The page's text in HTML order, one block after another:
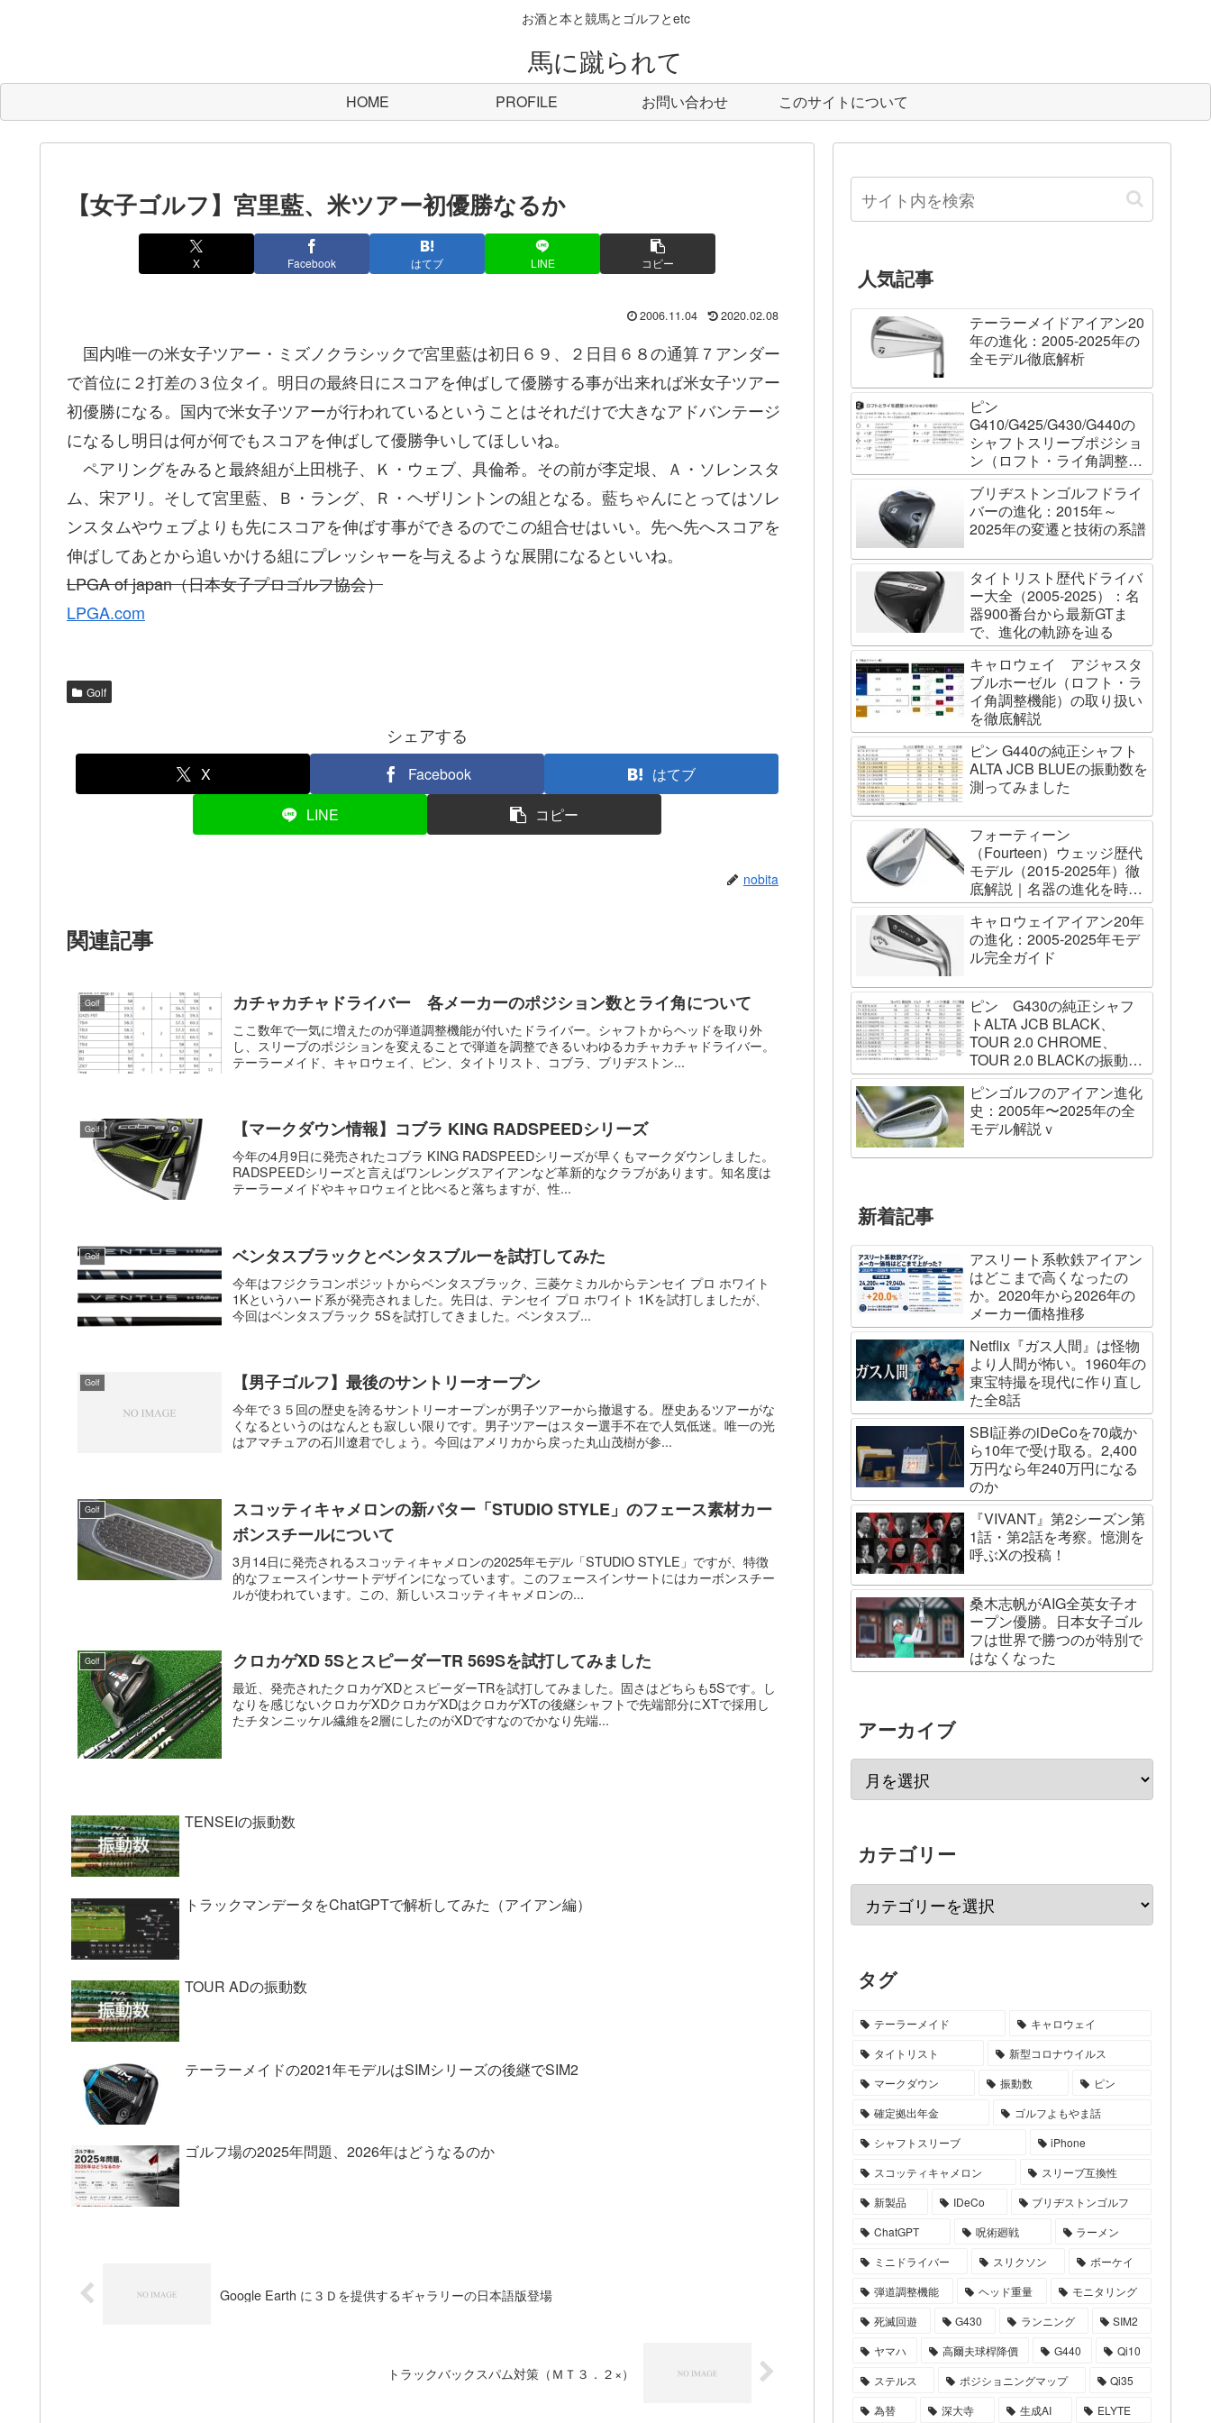
お酒と本と競馬とゴルフとetc
馬に蹴られて
HOME PROFILE お問い合わせ このサイトについて
【女子ゴルフ】宮里藍、米ツアー初優勝なるか
X Facebook はてブ LINE コピー
2006.11.04 2020.02.08
国内唯一の米女子ツアー・ミズノクラシックで宮里藍は初日６９、２日目６８の通算７アンダー
で首位に２打差の３位タイ。明日の最終日にスコアを伸ばして優勝する事が出来れば米女子ツアー
初優勝になる。国内で米女子ツアーが行われているということはそれだけで大きなアドバンテージ
になるし明日は何が何でもスコアを伸ばして優勝争いしてほしいね。
ペアリングをみると最終組が上田桃子、Ｋ・ウェブ、具倫希。その前が李定垠、Ａ・ソレンスタ
ム、宋アリ。そして宮里藍、Ｂ・ラング、Ｒ・ヘザリントンの組となる。藍ちゃんにとってはソレ
ンスタムやウェブよりも先にスコアを伸ばす事ができるのでこの組合せはいい。先へ先へスコアを
伸ばしてあとから追いかける組にプレッシャーを与えるような展開になるといいね。
LPGA of japan（日本女子プロゴルフ協会）
LPGA.com
Golf
シェアする
X Facebook
はてブ
LINE
コピー
nobita
関連記事
Golf カチャカチャドライバー 各メーカーのポジション数とライ角について
ここ数年で一気に増えたのが弾道調整機能が付いたドライバー。シャフトからヘッドを取り外
し、スリーブのポジションを変えることで弾道を調整できるいわゆるカチャカチャドライバー。
テーラーメイド、キャロウェイ、ピン、タイトリスト、コブラ、ブリヂストン...
Golf 【マークダウン情報】コブラ KING RADSPEEDシリーズ
今年の4月9日に発売されたコブラ KING RADSPEEDシリーズが早くもマークダウンしました。
RADSPEEDシリーズと言えばワンレングスアイアンなど革新的なクラブがあります。知名度は
テーラーメイドやキャロウェイと比べると落ちますが、性...
Golf ベンタスブラックとベンタスブルーを試打してみた
今年はフジクラコンポジットからベンタスブラック、三菱ケミカルからテンセイ プロ ホワイト
1Kというハード系が発売されました。先日は、テンセイ プロ ホワイト 1Kを試打しましたが、
今回はベンタスブラック 5Sを試打してきました。ベンタスブ...
Golf 【男子ゴルフ】最後のサントリーオープン
今年で３５回の歴史を誇るサントリーオープンが男子ツアーから撤退する。歴史あるツアーがな
くなるというのはなんとも寂しい限りです。男子ツアーはスター選手不在で人気低迷。唯一の光
はアマチュアの石川遼君でしょう。今回はアメリカから戻った丸山茂樹が参...
Golf
スコッティキャメロンの新パター「STUDIO STYLE」のフェース素材カー
ボンスチールについて
3月14日に発売されるスコッティキャメロンの2025年モデル「STUDIO STYLE」ですが、特徴
的なフェースインサートデザインになっています。このフェースインサートにはカーボンスチー
ルが使われています。この、新しいスコッティキャメロンの...
Golf クロカゲXD 5SとスピーダーTR 569Sを試打してみました
最近、発売されたクロカゲXDとスピーダーTRを試打してみました。固さはどちらも5Sです。し
なりを感じないクロカゲXDクロカゲXDはクロカゲXTの後継シャフトで先端部分にXTで採用し
たチタンニッケル繊維を2層にしたのがXDですなのでかなり先端...
TENSEIの振動数
トラックマンデータをChatGPTで解析してみた（アイアン編）
TOUR ADの振動数
テーラーメイドの2021年モデルはSIMシリーズの後継でSIM2
ゴルフ場の2025年問題、2026年はどうなるのか
Google Earth に３Ｄを提供するギャラリーの日本語版登場
トラックバックスパム対策（ＭＴ３．２×）
人気記事
テーラーメイドアイアン20
年の進化：2005-2025年の
全モデル徹底解析
ピン
G410/G425/G430/G440の
シャフトスリーブポジショ
ン（ロフト・ライ角調整機
能）について
ブリヂストンゴルフドライ
バーの進化：2015年～
2025年の変遷と技術の系譜
タイトリスト歴代ドライバ
ー大全（2005-2025）：名
器900番台から最新GTま
で、進化の軌跡を辿る
キャロウェイ アジャスタ
ブルホーゼル（ロフト・ラ
イ角調整機能）の取り扱い
を徹底解説
ピン G440の純正シャフト
ALTA JCB BLUEの振動数を
測ってみました
フォーティーン
（Fourteen）ウェッジ歴代
モデル（2015-2025年）徹
底解説｜名器の進化を時系
列で辿る
キャロウェイアイアン20年
の進化：2005-2025年モデ
ル完全ガイド
ピン G430の純正シャフ
トALTA JCB BLACK、
TOUR 2.0 CHROME、
TOUR 2.0 BLACKの振動数
を測ってみました
ピンゴルフのアイアン進化
史：2005年〜2025年の全
モデル解説ｖ
新着記事
アスリート系軟鉄アイアン
はどこまで高くなったの
か。2020年から2026年の
メーカー価格推移
Netflix『ガス人間』は怪物
より人間が怖い。1960年の
東宝特撮を現代に作り直し
た全8話
SBI証券のiDeCoを70歳か
ら10年で受け取る。2,400
万円なら年240万円になる
のか
『VIVANT』第2シーズン第
1話・第2話を考察。憶測を
呼ぶXの投稿！
桑木志帆がAIG全英女子オ
ープン優勝。日本女子ゴル
フは世界で勝つのが特別で
はなくなった
アーカイブ
カテゴリー
タグ
テーラーメイド
キャロウェイ
タイトリスト
新型コロナウイルス
マークダウン
振動数
ピン
確定拠出年金
ゴルフよもやま話
シャフトスリーブ
iPhone
スコッティキャメロン
スリーブ互換性
新製品
IDeCo
ブリヂストンゴルフ
ChatGPT
呪術廻戦
ラーメン
ミニドライバー
スリクソン
ボーケイ
弾道調整機能
ヘッド重量
モニタリング
死滅回遊
G430 ランニング
SIM2
ヤマハ
高爾夫球桿降價 G440
Qi10
ステルス
ポジショニングマップ
Qi35
為替
深大寺 生成AI
ELYTE